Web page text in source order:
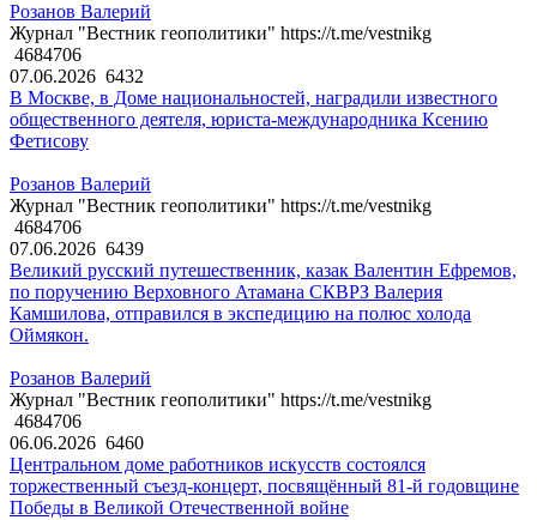
Розанов Валерий
Журнал "Вестник геополитики" https://t.me/vestnikg
4684706
07.06.2026 6432
В Москве, в Доме национальностей, наградили известного
общественного деятеля, юриста-международника Ксению
Фетисову
Розанов Валерий
Журнал "Вестник геополитики" https://t.me/vestnikg
4684706
07.06.2026 6439
Великий русский путешественник, казак Валентин Ефремов,
по поручению Верховного Атамана СКВРЗ Валерия
Камшилова, отправился в экспедицию на полюс холода
Оймякон.
Розанов Валерий
Журнал "Вестник геополитики" https://t.me/vestnikg
4684706
06.06.2026 6460
Центральном доме работников искусств состоялся
торжественный съезд-концерт, посвящённый 81-й годовщине
Победы в Великой Отечественной войне